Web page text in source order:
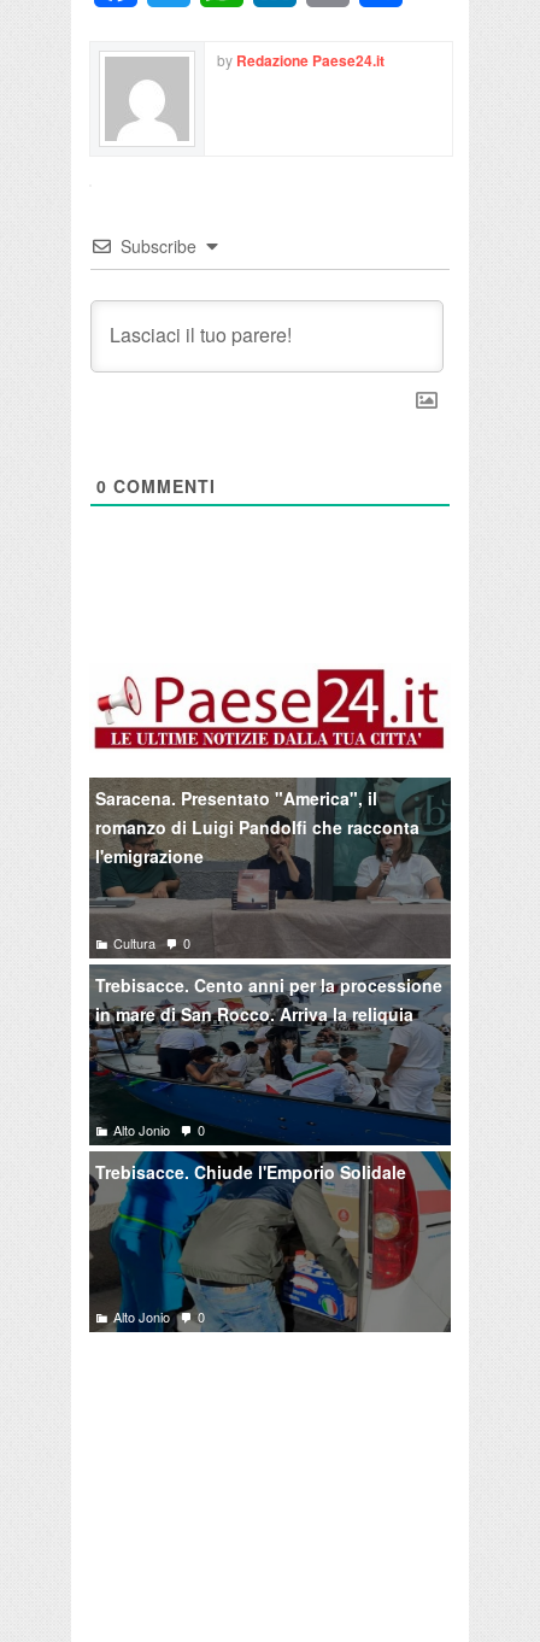
by Redazione Paese24.it
Subscribe
0 COMMENTI
Saracena. Presentato "America", il
romanzo di Luigi Pandolfi che racconta
l'emigrazione
Cultura 0
Trebisacce. Cento anni per la processione
in mare di San Rocco. Arriva la reliquia
Alto Jonio 0
Trebisacce. Chiude l'Emporio Solidale
Alto Jonio 0